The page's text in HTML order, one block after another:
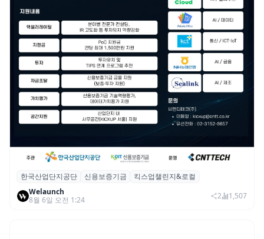
산단공·신보, 2026 ‘킥스업 챌린지&로컬’ 참
여 스타트업 모집
한국산업단지공단 신용보증기금
킥스업챌린지&로컬
Welaunch
8월 6일 오전 1:24
2 1,507